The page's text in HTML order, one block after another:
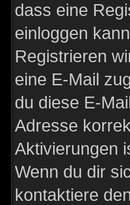
dass eine
einloggen
Registrieren
eine E-Mail
du diese E-
Adresse
Aktivierungen
Wenn du dir
kontaktiere